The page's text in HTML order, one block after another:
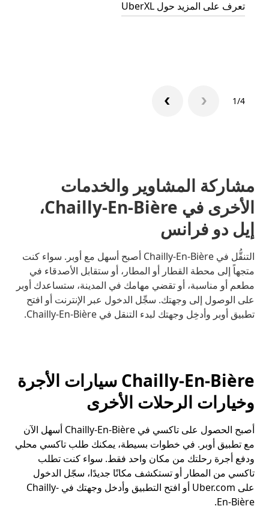
تعرف على المزيد حول UberXL
1/4
مشاركة المشاوير والخدمات
الأخرى في Chailly-En-Bière،
إيل دو فرانس
التنقُّل في Chailly-En-Bière أصبح أسهل مع أوبر. سواء كنت
متجهاً إلى محطة القطار أو المطار، أو ستقابل الأصدقاء في
مطعم أو مناسبة، أو تقضي مهامك في المدينة، ستساعدك أوبر
على الوصول إلى وجهتك. سجِّل الدخول عبر الإنترنت أو افتح
تطبيق أوبر وأدخِل وجهتك لبدء التنقل في Chailly-En-Bière.
Chailly-En-Bière سيارات الأجرة
وخيارات الرحلات الأخرى
أصبح الحصول على تاكسي في Chailly-En-Bière أسهل الآن
مع تطبيق أوبر. في خطوات بسيطة، يمكنك طلب تاكسي محلي
ودفع أجرة رحلتك من مكان واحد فقط. سواء كنت تطلب
تاكسي من المطار أو تستكشف مكانًا جديدًا، سجّل الدخول
على Uber.com أو افتح التطبيق وأدخل وجهتك في Chailly-
En-Bière.